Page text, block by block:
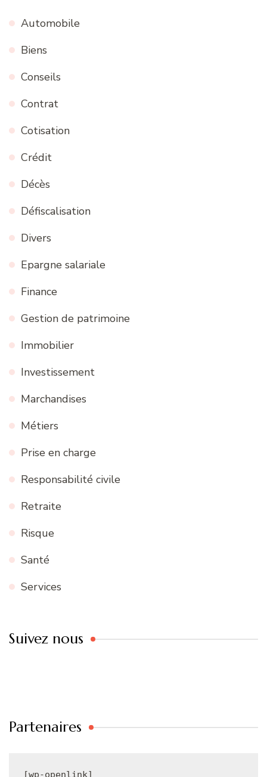
Automobile
Biens
Conseils
Contrat
Cotisation
Crédit
Décès
Défiscalisation
Divers
Epargne salariale
Finance
Gestion de patrimoine
Immobilier
Investissement
Marchandises
Métiers
Prise en charge
Responsabilité civile
Retraite
Risque
Santé
Services
Suivez nous
Partenaires